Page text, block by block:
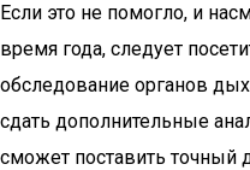
Если это не помогло, и
время года, следует
обследование органов
сдать дополнительные
сможет поставить точный